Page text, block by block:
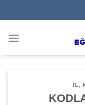
to
IL,